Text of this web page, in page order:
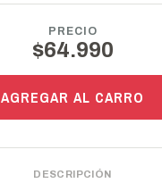
PRECIO
$64.990
AGREGAR AL CARRO
DESCRIPCIÓN